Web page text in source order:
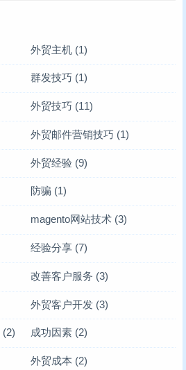
外贸主机 (1)
群发技巧 (1)
外贸技巧 (11)
外贸邮件营销技巧 (1)
外贸经验 (9)
防骗 (1)
magento网站技术 (3)
经验分享 (7)
改善客户服务 (3)
外贸客户开发 (3)
(2) 成功因素 (2)
外贸成本 (2)